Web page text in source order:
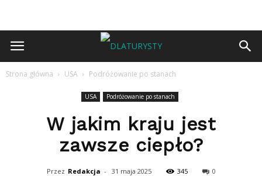
Strona główna USA Podróżowanie po stanach
USA Podróżowanie po stanach
W jakim kraju jest
zawsze ciepło?
Przez Redakcja - 31 maja 2025 345 0